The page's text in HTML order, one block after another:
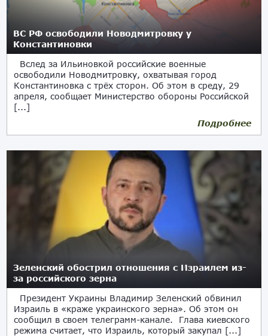
ВС РФ освободили Новодмитровку у
Константиновки
Вслед за Ильиновкой российские военные
освободили Новодмитровку, охватывая город
Константиновка с трёх сторон. Об этом в среду, 29
апреля, сообщает Министерство обороны Российской
[...]
Подробнее
Зеленский обострил отношения с Израилем из-
за российского зерна
Президент Украины Владимир Зеленский обвинил
Израиль в «краже украинского зерна». Об этом он
сообщил в своем телеграмм-канале. Глава киевского
режима считает, что Израиль, который закупал [...]